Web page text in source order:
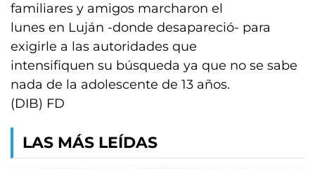
familiares y amigos marcharon el
lunes en Luján -donde desapareció- para
exigirle a las autoridades que
intensifiquen su búsqueda ya que no se sabe
nada de la adolescente de 13 años.
(DIB) FD
LAS MÁS LEÍDAS